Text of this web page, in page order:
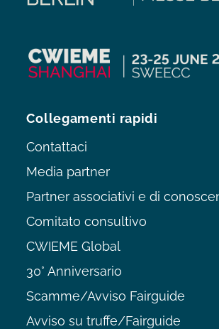
Collegamenti rapidi
Contattaci
Media partner
Partner associativi e di
Comitato consultivo
CWIEME Global
30° Anniversario
Scamme/Avviso Fairguide
Avviso su truffe/Fairguide